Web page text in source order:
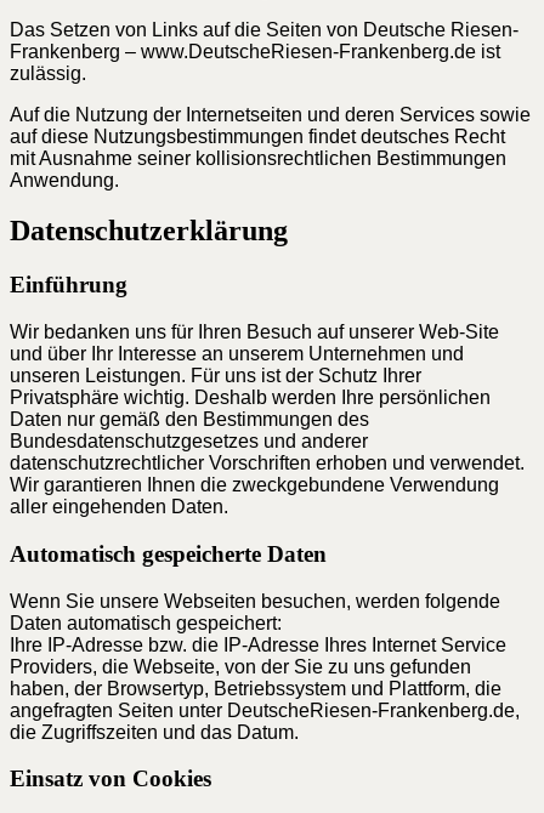
Das Setzen von Links auf die Seiten von Deutsche Riesen-
Frankenberg – www.DeutscheRiesen-Frankenberg.de ist
zulässig.
Auf die Nutzung der Internetseiten und deren Services sowie
auf diese Nutzungsbestimmungen findet deutsches Recht
mit Ausnahme seiner kollisionsrechtlichen Bestimmungen
Anwendung.
Datenschutzerklärung
Einführung
Wir bedanken uns für Ihren Besuch auf unserer Web-Site
und über Ihr Interesse an unserem Unternehmen und
unseren Leistungen. Für uns ist der Schutz Ihrer
Privatsphäre wichtig. Deshalb werden Ihre persönlichen
Daten nur gemäß den Bestimmungen des
Bundesdatenschutzgesetzes und anderer
datenschutzrechtlicher Vorschriften erhoben und verwendet.
Wir garantieren Ihnen die zweckgebundene Verwendung
aller eingehenden Daten.
Automatisch gespeicherte Daten
Wenn Sie unsere Webseiten besuchen, werden folgende
Daten automatisch gespeichert:
Ihre IP-Adresse bzw. die IP-Adresse Ihres Internet Service
Providers, die Webseite, von der Sie zu uns gefunden
haben, der Browsertyp, Betriebssystem und Plattform, die
angefragten Seiten unter DeutscheRiesen-Frankenberg.de,
die Zugriffszeiten und das Datum.
Einsatz von Cookies